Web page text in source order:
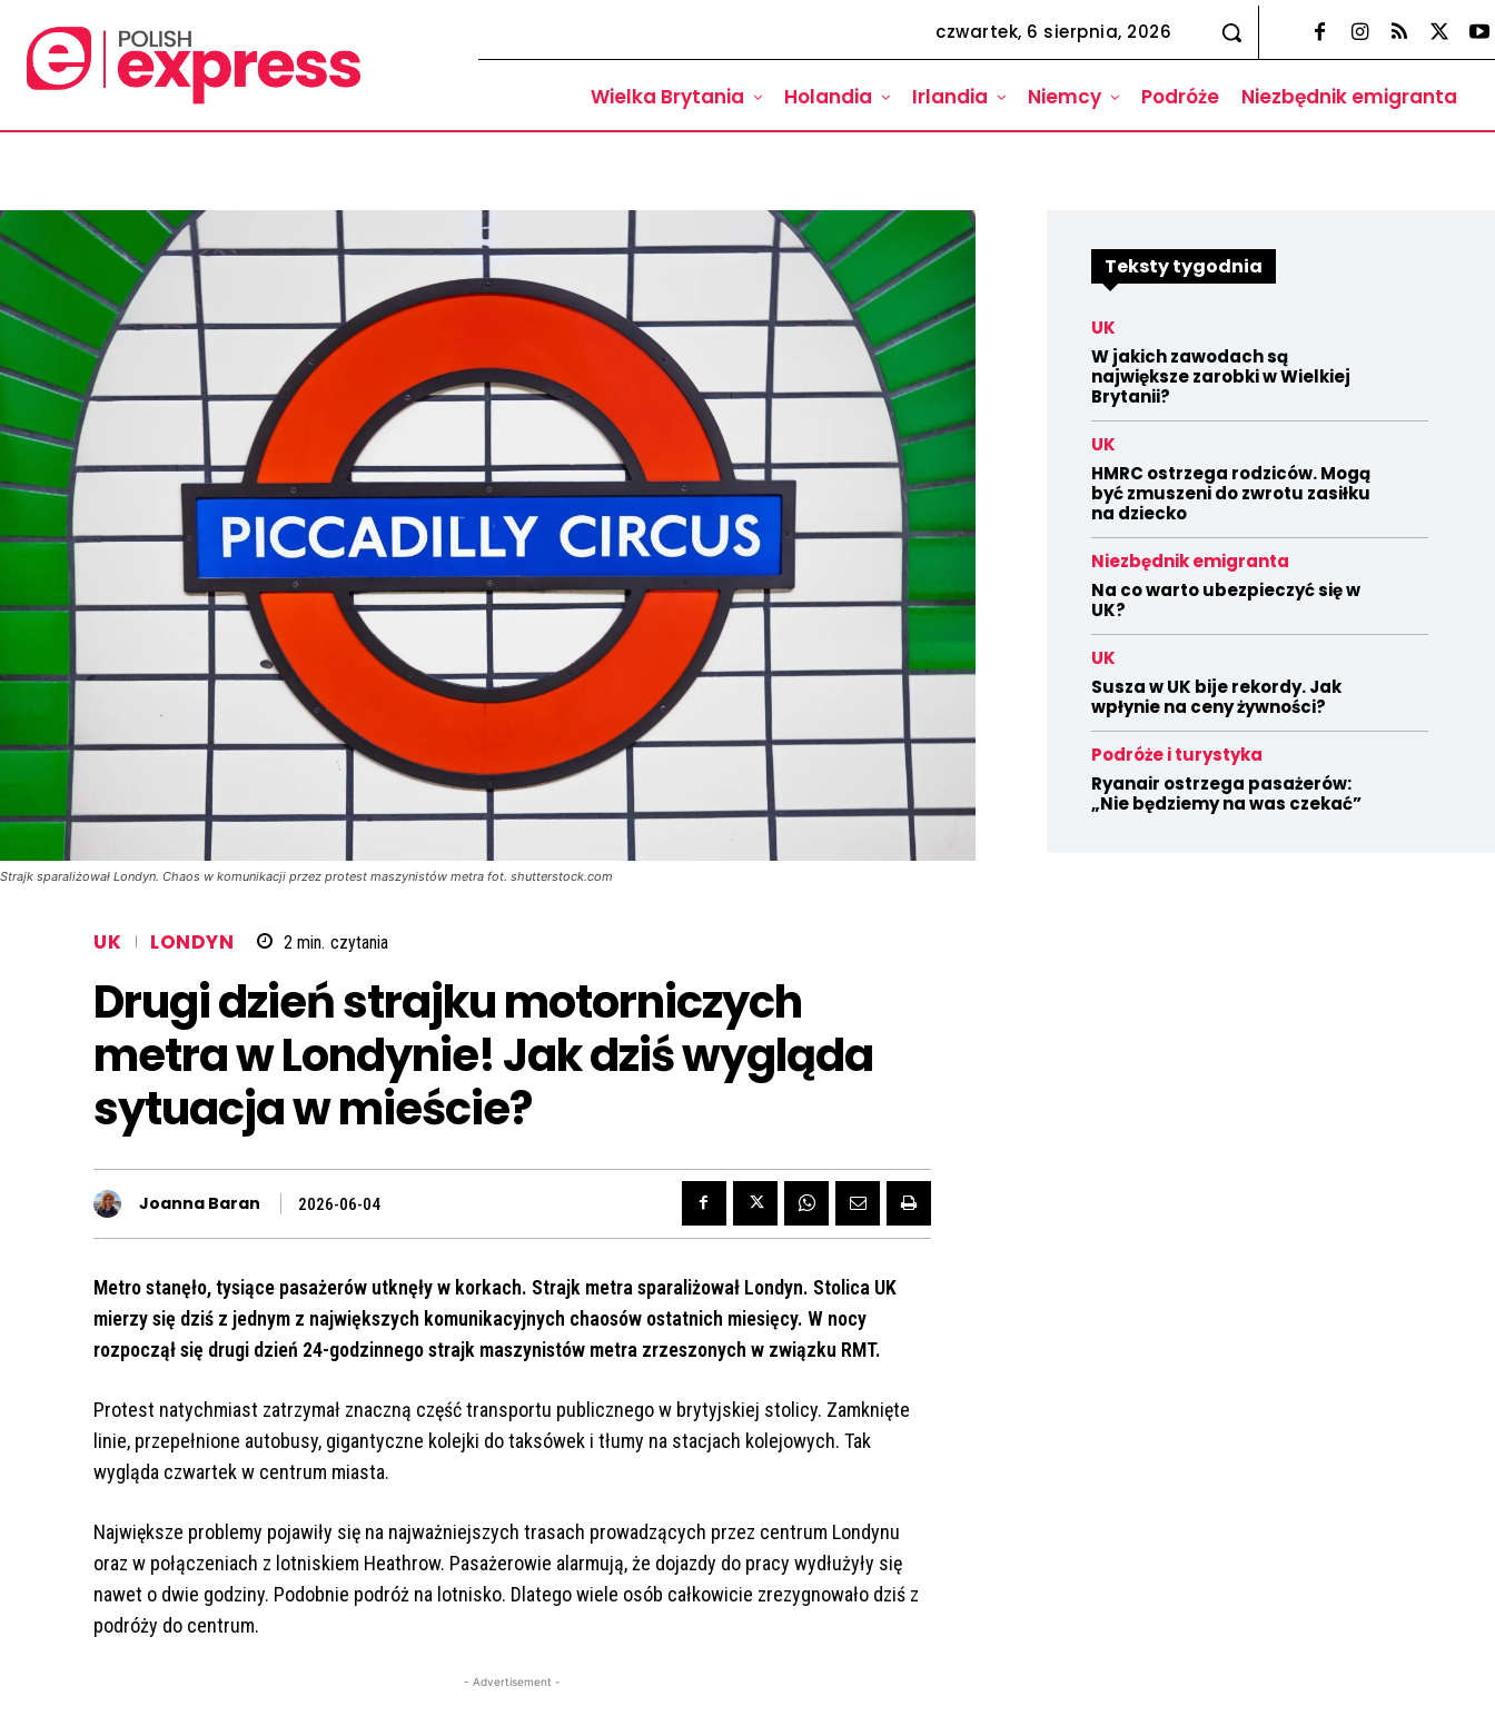
czwartek, 6 sierpnia, 2026
Wielka Brytania Holandia Irlandia Niemcy Podróże Niezbędnik emigranta
Strajk sparaliżował Londyn. Chaos w komunikacji przez protest maszynistów metra fot. shutterstock.com
UK LONDYN 2 min. czytania
Drugi dzień strajku motorniczych
metra w Londynie! Jak dziś wygląda
sytuacja w mieście?
Joanna Baran 2026-06-04
Metro stanęło, tysiące pasażerów utknęły w korkach. Strajk metra sparaliżował Londyn. Stolica UK
mierzy się dziś z jednym z największych komunikacyjnych chaosów ostatnich miesięcy. W nocy
rozpoczął się drugi dzień 24-godzinnego strajk maszynistów metra zrzeszonych w związku RMT.
Protest natychmiast zatrzymał znaczną część transportu publicznego w brytyjskiej stolicy. Zamknięte
linie, przepełnione autobusy, gigantyczne kolejki do taksówek i tłumy na stacjach kolejowych. Tak
wygląda czwartek w centrum miasta.
Największe problemy pojawiły się na najważniejszych trasach prowadzących przez centrum Londynu
oraz w połączeniach z lotniskiem Heathrow. Pasażerowie alarmują, że dojazdy do pracy wydłużyły się
nawet o dwie godziny. Podobnie podróż na lotnisko. Dlatego wiele osób całkowicie zrezygnowało dziś z
podróży do centrum.
- Advertisement -
Teksty tygodnia
UK
W jakich zawodach są
największe zarobki w Wielkiej
Brytanii?
UK
HMRC ostrzega rodziców. Mogą
być zmuszeni do zwrotu zasiłku
na dziecko
Niezbędnik emigranta
Na co warto ubezpieczyć się w
UK?
UK
Susza w UK bije rekordy. Jak
wpłynie na ceny żywności?
Podróże i turystyka
Ryanair ostrzega pasażerów:
„Nie będziemy na was czekać”